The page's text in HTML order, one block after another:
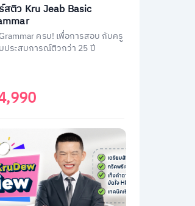
สติว Kru Jeab Basic
ครบ! เพื่อการสอบ กับครู
ประสบการณ์ติวกว่า 25 ปี